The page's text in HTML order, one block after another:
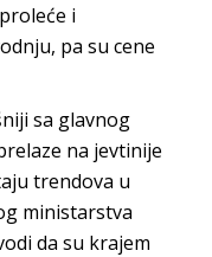
i
pa su cene
sa glavnog
na jevtinije
trendova u
ministarstva
da su krajem